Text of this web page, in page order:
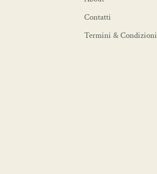
Contatti
Termini & Condizioni